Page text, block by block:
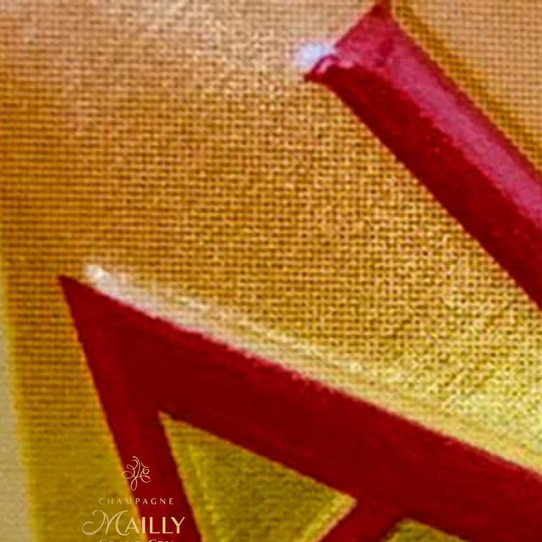
Accueil boutique Mon compte Contact
Héritage
Accueil / Héritage
Millésimé
en coffret 139,00 €
Paiement rapide et sécurisé
Livraison sous 72 heures
Livraison offerte à partir de 249 € TTC de commande